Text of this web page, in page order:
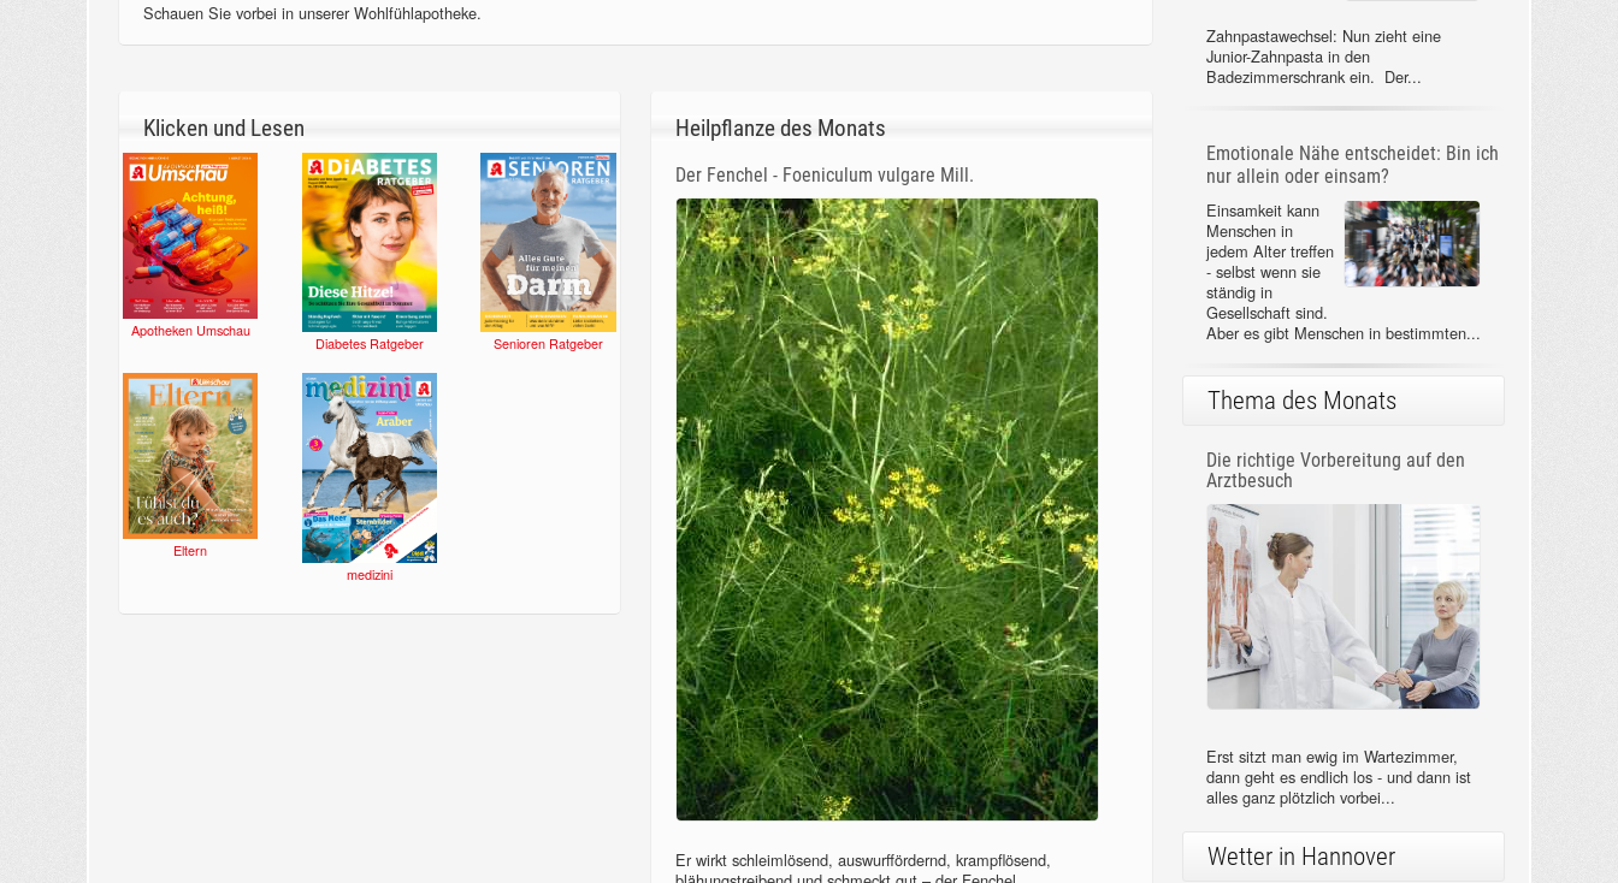
Schauen Sie vorbei in unserer Wohlfühlapotheke.
Klicken und Lesen
Apotheken Umschau
Diabetes Ratgeber Senioren Ratgeber
Eltern
medizini
Heilpflanze des Monats
Der Fenchel - Foeniculum vulgare Mill.
Er wirkt schleimlösend, auswurffördernd, krampflösend,
Zahnpastawechsel: Nun zieht eine
Junior-Zahnpasta in den
Badezimmerschrank ein. Der...
Emotionale Nähe entscheidet: Bin ich
nur allein oder einsam?
Einsamkeit kann
Menschen in
jedem Alter treffen
- selbst wenn sie
ständig in
Gesellschaft sind.
Aber es gibt Menschen in bestimmten...
Thema des Monats
Die richtige Vorbereitung auf den
Arztbesuch
Erst sitzt man ewig im Wartezimmer,
dann geht es endlich los - und dann ist
alles ganz plötzlich vorbei...
Wetter in Hannover